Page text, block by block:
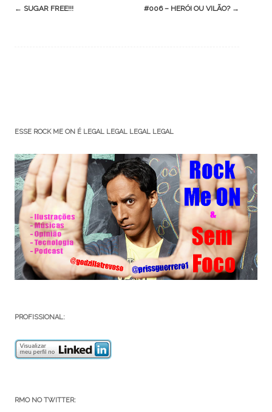
Post
← SUGAR FREE!!! #006 – HERÓI OU VILÃO? →
ESSE ROCK ME ON É LEGAL LEGAL LEGAL LEGAL
PROFISSIONAL:
RMO NO TWITTER: